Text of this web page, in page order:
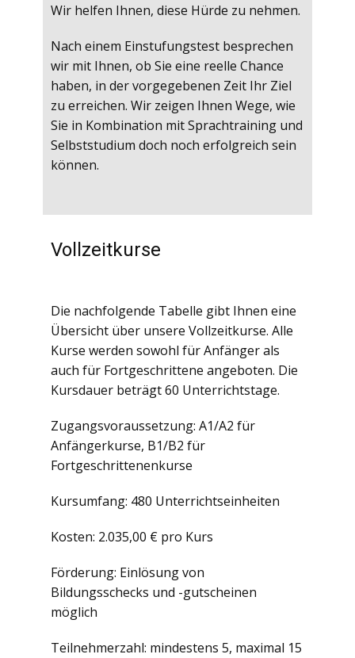
Wir helfen Ihnen, diese Hürde zu nehmen.
Nach einem Einstufungstest besprechen
wir mit Ihnen, ob Sie eine reelle Chance
haben, in der vorgegebenen Zeit Ihr Ziel
zu erreichen. Wir zeigen Ihnen Wege, wie
Sie in Kombination mit Sprachtraining und
Selbststudium doch noch erfolgreich sein
können.
Vollzeitkurse
Die nachfolgende Tabelle gibt Ihnen eine
Übersicht über unsere Vollzeitkurse. Alle
Kurse werden sowohl für Anfänger als
auch für Fortgeschrittene angeboten. Die
Kursdauer beträgt 60 Unterrichtstage.
Zugangsvoraussetzung: A1/A2 für
Anfängerkurse, B1/B2 für
Fortgeschrittenenkurse
Kursumfang: 480 Unterrichtseinheiten
Kosten: 2.035,00 € pro Kurs
Förderung: Einlösung von
Bildungsschecks und -gutscheinen
möglich
Teilnehmerzahl: mindestens 5, maximal 15